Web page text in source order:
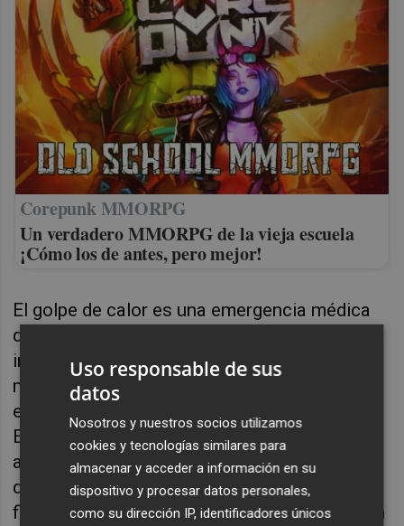
Corepunk MMORPG
Un verdadero MMORPG de la vieja escuela
¡Cómo los de antes, pero mejor!
El golpe de calor es una emergencia médica
que puede causar daño neurológico
irreversible, fallo multiorgánico e incluso la
muerte. En bebés y niños pequeños, la
evolución es mucho más rápida y agresiva.
Entre las señales de alarma que requieren
atención inmediata, la Dra. Riera ha
destacado la piel muy caliente y seca, la
fiebre elevada que no desciende, la alteración
Uso responsable de sus
datos
Nosotros y nuestros socios utilizamos
cookies y tecnologías similares para
almacenar y acceder a información en su
dispositivo y procesar datos personales,
como su dirección IP, identificadores únicos